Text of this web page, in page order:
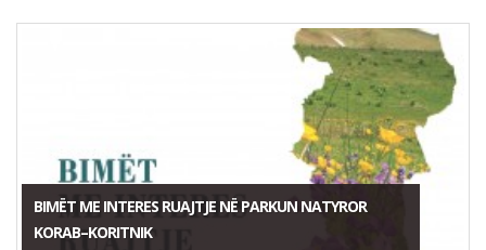
BIMËT ME INTERES RUAJTJE NË PARKUN NATYROR
KORAB–KORITNIK